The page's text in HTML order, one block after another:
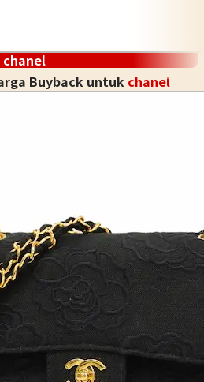
chanel
Buyback untuk chanel